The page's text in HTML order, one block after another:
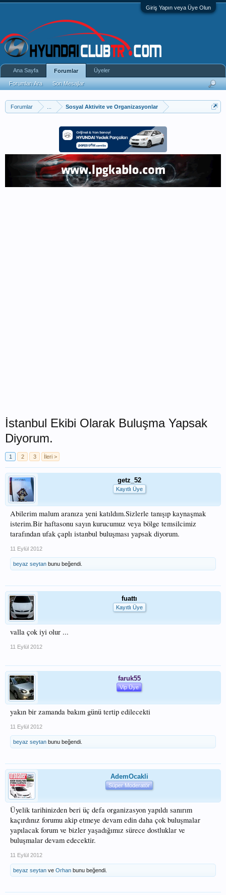
Giriş Yapın veya Üye Olun
Forumlar Sosyal Aktivite ve Organizasyonlar
İstanbul Ekibi Olarak Buluşma Yapsak
Diyorum.
1 2 3 İleri >
getz_52
Kayıtlı Üye
Abilerim malum aranıza yeni katıldım.Sizlerle tanışıp kaynaşmak
isterim.Bir haftasonu sayın kurucumuz veya bölge temsilcimiz
tarafından ufak çaplı istanbul buluşması yapsak diyorum.
11 Eylül 2012
beyaz seytan bunu beğendi.
fuattı
Kayıtlı Üye
valla çok iyi olur ...
11 Eylül 2012
faruk55
Vip Üye
yakın bir zamanda bakım günü tertip edilecekti
11 Eylül 2012
beyaz seytan bunu beğendi.
AdemOcakli
Süper Moderatör
Üyelik tarihinizden beri üç defa organizasyon yapıldı sanırım
kaçırdınız forumu akip etmeye devam edin daha çok buluşmalar
yapılacak forum ve bizler yaşadığımız sürece dostluklar ve
buluşmalar devam edecektir.
11 Eylül 2012
beyaz seytan ve Orhan bunu beğendi.
Ana Sayfa Forumlar
Forumları Ara Son Mesajlar
Üyeler